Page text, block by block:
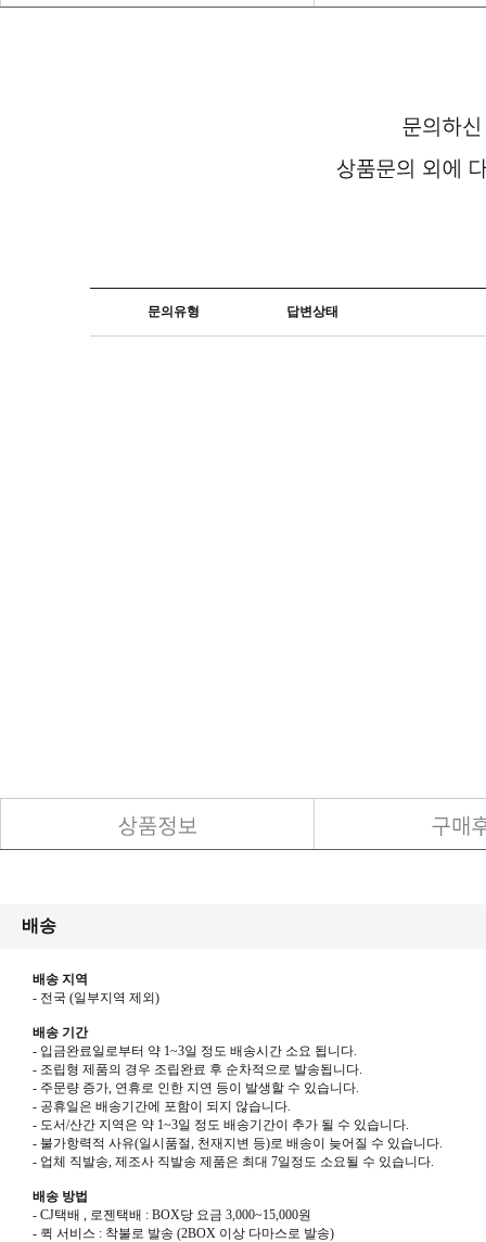
문의유형 답변상태
배송
배송 지역
- 전국 (일부지역 제외 )
배송 기간
- 입금완료일로부터 약 1~3일 정도 배송시간 소요 됩니다.
- 조립형 제품의 경우 조립완료 후 순차적으로 발송됩니다.
- 주문량 증가, 연휴로 인한 지연 등이 발생할 수 있습니다.
- 공휴일은 배송기간에 포함이 되지 않습니다.
- 도서/산간 지역은 약 1~3일 정도 배송기간이 추가 될 수 있습니다.
- 불가항력적 사유(일시품절, 천재지변 등)로 배송이 늦어질 수 있습니다.
- 업체 직발송, 제조사 직발송 제품은 최대 7일정도 소요될 수 있습니다.
배송 방법
- CJ택배 , 로젠택배 : BOX당 요금 3,000~15,000원
- 퀵 서비스 : 착불로 발송 (2BOX 이상 다마스로 발송)